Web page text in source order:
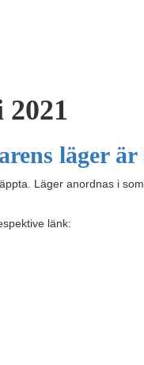
läger
Läger anordnas i
länk: